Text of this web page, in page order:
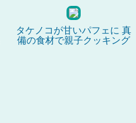
タケノコが甘いパフェに 真
備の食材で親子クッキング